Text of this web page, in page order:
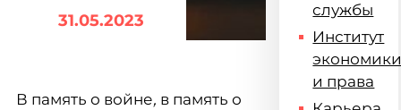
31.05.2023
В память о войне, в память о
службы
Институт
и права